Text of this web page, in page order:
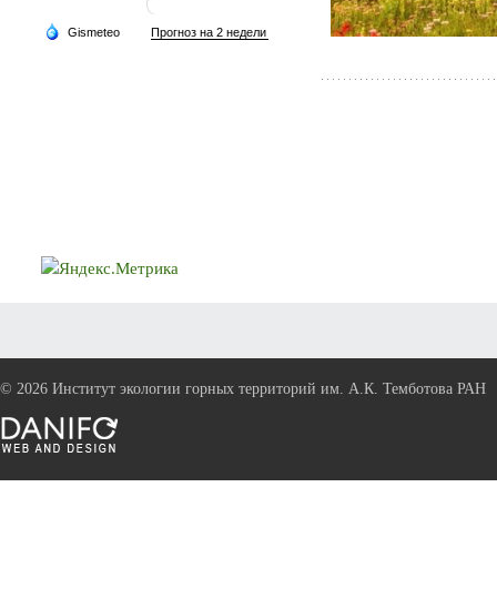
© 2026 Институт экологии горных территорий им. А.К. Темботова РАН